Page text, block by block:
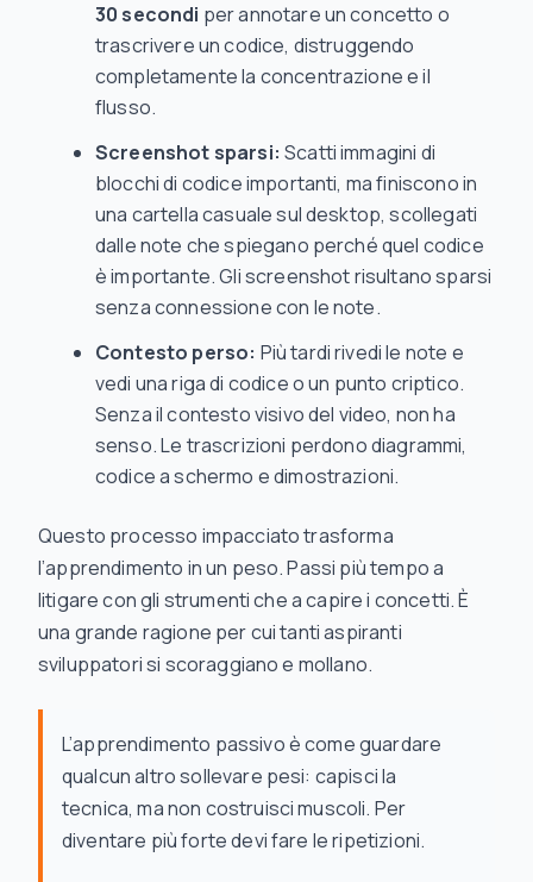
30 secondi per annotare un concetto o
trascrivere un codice, distruggendo
completamente la concentrazione e il
flusso.
Screenshot sparsi: Scatti immagini di
blocchi di codice importanti, ma finiscono in
una cartella casuale sul desktop, scollegati
dalle note che spiegano perchéquel codice
è importante. Gli screenshot risultano sparsi
senza connessione con le note.
Contesto perso: Più tardi rivedi le note e
vedi una riga di codice o un punto criptico.
Senza il contesto visivo del video, non ha
senso. Le trascrizioni perdono diagrammi,
codice a schermo e dimostrazioni.
Questo processo impacciato trasforma
l’apprendimento in un peso. Passi più tempo a
litigare con gli strumenti che a capire i concetti. È
una grande ragione per cui tanti aspiranti
sviluppatori si scoraggiano e mollano.
L’apprendimento passivo è come guardare
qualcun altro sollevare pesi: capisci la
tecnica, ma non costruisci muscoli. Per
diventare più forte devi fare le ripetizioni.